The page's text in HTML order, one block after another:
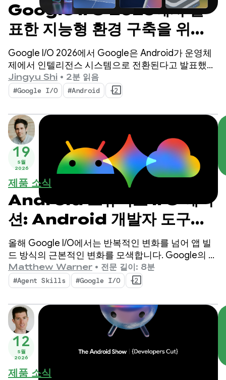
Google I/O 2026에서 발
표한 지능형 환경 구축을 위한
Android의 주요 AI 업데이
트
Google I/O 2026에서 Google은 Android가 운영체
제에서 인텔리전스 시스템으로 전환된다고 발표했습
니다. 또한 시스템을 사용하여 기본적으로 지능형 환
경을 구축하고 Google AI의 기능을 앱에 도입하는 방
법을 시연했습니다.
Jingyu Shi • 2분 읽음
#Google I/O #Android +2
19
5월
2026
제품 소식
Android 스튜디오 I/O 에디
션: Android 개발자 도구의
새로운 기능
올해 Google I/O에서는 반복적인 변화를 넘어 앱 빌
드 방식의 근본적인 변화를 모색합니다. Google의 최
신 도구는 에이전트 시대에 맞게 설계되었으며,
Android 개발자의 생산성을 높이고 코드베이스에 배
포하는 AI 에이전트를 강화하는 기능을 제공합니다.
Matthew Warner • 전문 길이: 8분
#Agent Skills #Google I/O +2
12
5월
2026
제품 소식